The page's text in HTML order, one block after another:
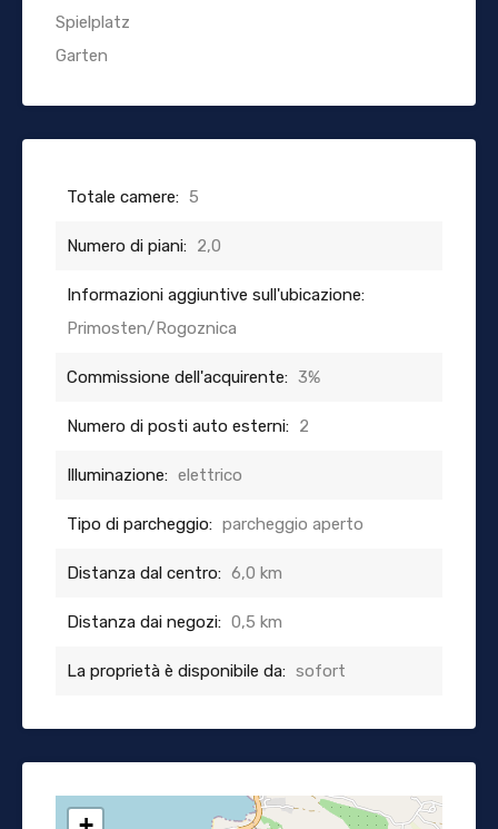
Spielplatz
Garten
Totale camere: 5
Numero di piani: 2,0
Informazioni aggiuntive sull'ubicazione:
Primosten/Rogoznica
Commissione dell'acquirente: 3%
Numero di posti auto esterni: 2
Illuminazione: elettrico
Tipo di parcheggio: parcheggio aperto
Distanza dal centro: 6,0 km
Distanza dai negozi: 0,5 km
La proprietà è disponibile da: sofort